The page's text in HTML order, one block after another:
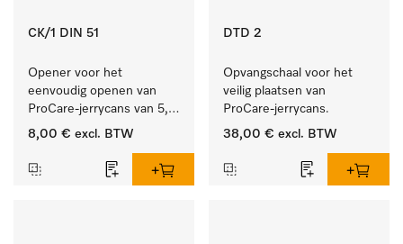
CK/1 DIN 51
Opener voor het
eenvoudig openen van
ProCare-jerrycans van 5,
10 en 20 l.
8,00 € excl. BTW
DTD 2
Opvangschaal voor het
veilig plaatsen van
ProCare-jerrycans.
38,00 € excl. BTW